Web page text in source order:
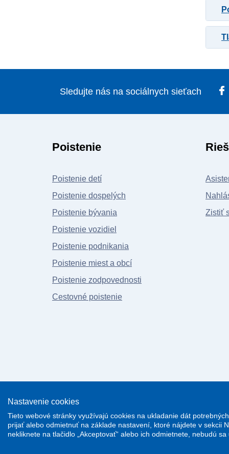
Nastavenie cookies
Tieto webové stránky využívajú cookies na ukladanie dát
prijať alebo odmietnuť na základe nastavení, ktoré nájdete v sekcii
nekliknete na tlačidlo „Akceptovať“ alebo ich odmietnete, nebudú
zariadenia
Sledujte nás na sociálnych sieťach
Poistenie
Poistenie detí
Poistenie dospelých
Poistenie bývania
Poistenie vozidiel
Poistenie podnikania
Poistenie miest a obcí
Poistenie zodpovednosti
Cestovné poistenie
Zistiť